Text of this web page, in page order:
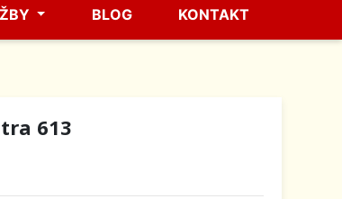
BLOG KONTAKT
613